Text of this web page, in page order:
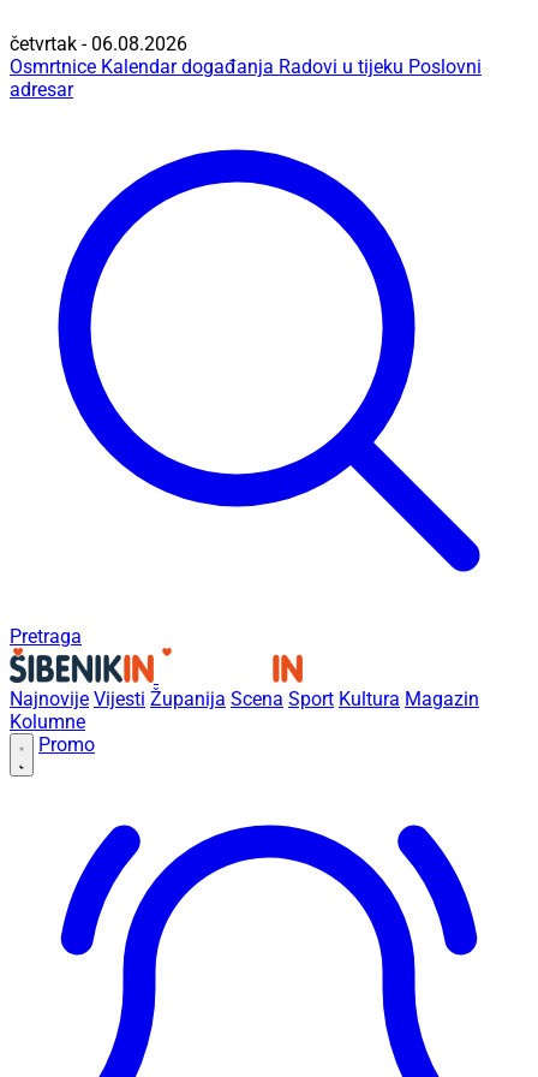
četvrtak - 06.08.2026
Osmrtnice Kalendar događanja Radovi u tijeku Poslovni
adresar
Pretraga
Najnovije Vijesti Županija Scena Sport Kultura Magazin
Kolumne
Promo